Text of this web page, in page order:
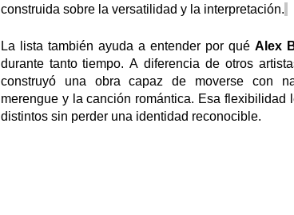
construida sobre la versatilidad y la interpretación.
La lista también ayuda a entender por qué Alex
durante tanto tiempo. A diferencia de otros
construyó una obra capaz de moverse con
merengue y la canción romántica. Esa flexibilidad
distintos sin perder una identidad reconocible.